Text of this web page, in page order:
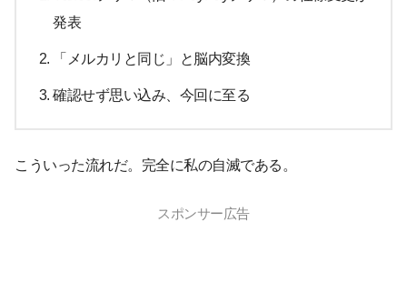
発表
「メルカリと同じ」と脳内変換
確認せず思い込み、今回に至る
こういった流れだ。完全に私の自滅である。
スポンサー広告